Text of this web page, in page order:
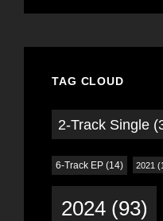
TAG CLOUD
2-Track Single
6-Track EP (14) 2021
2024(93)